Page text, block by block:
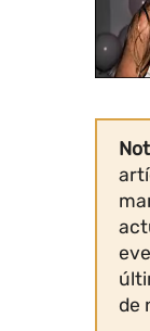
de